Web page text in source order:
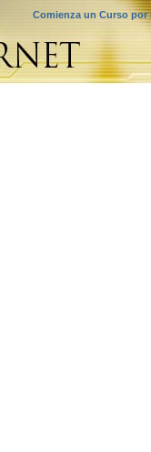
Comienza un Curso por